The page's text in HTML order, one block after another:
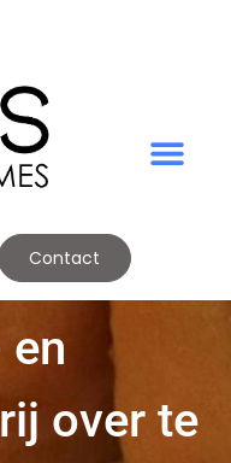
Contact
en
over te